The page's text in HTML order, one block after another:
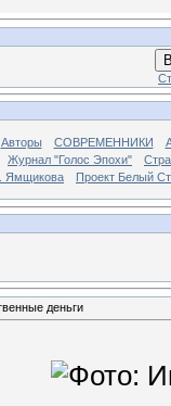
Авторы СОВРЕМЕННИКИ
Журнал "Голос Эпохи"
Ямщикова Проект Белый
деньги